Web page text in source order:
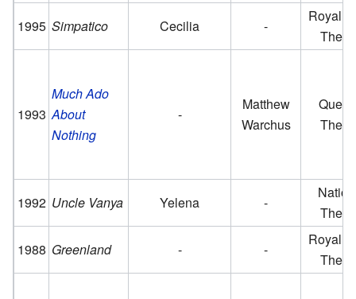
1995 Simpatico Cecilia -
Royal
1993
Much Ado
About
Nothing
-
Matthew
Warchus
1992 Uncle Vanya Yelena -
1988 Greenland - -
Royal